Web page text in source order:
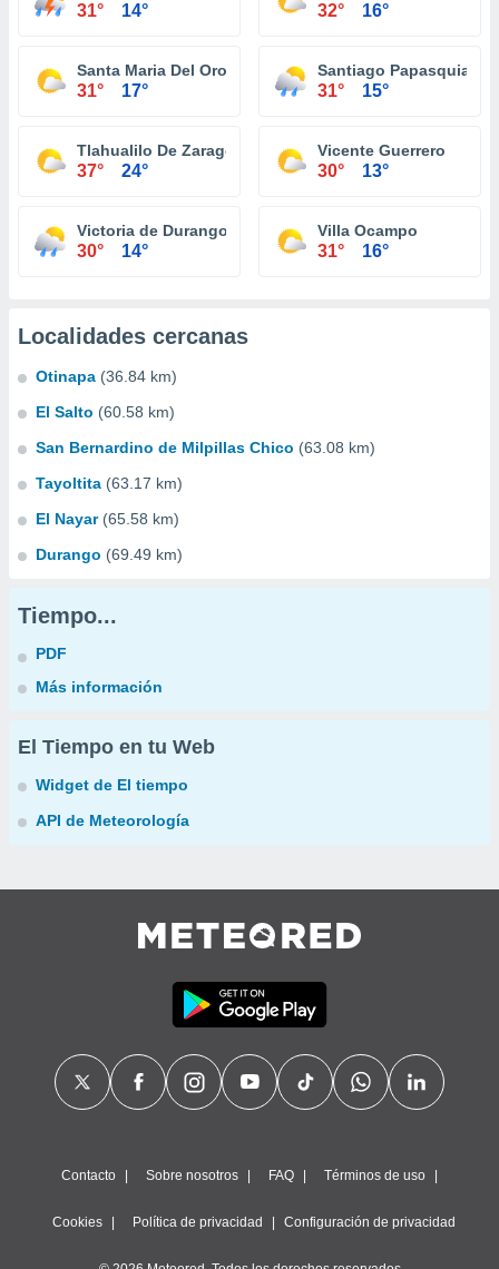
31° 14° 32° 16°
Santa Maria Del Oro
31° 17°
Santiago Papasquiaro
31° 15°
Tlahualilo De Zaragoza
37° 24°
Vicente Guerrero
30° 13°
Victoria de Durango
30° 14°
Villa Ocampo
31° 16°
Localidades cercanas
Otinapa (36.84 km)
El Salto (60.58 km)
San Bernardino de Milpillas Chico (63.08 km)
Tayoltita (63.17 km)
El Nayar (65.58 km)
Durango (69.49 km)
Tiempo...
PDF
Más información
El Tiempo en tu Web
Widget de El tiempo
API de Meteorología
Contacto Sobre nosotros FAQ Términos de uso
Cookies Política de privacidad Configuración de privacidad